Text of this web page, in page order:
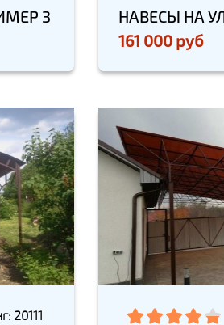
3
НАВЕСЫ НА
161 000 руб
20111